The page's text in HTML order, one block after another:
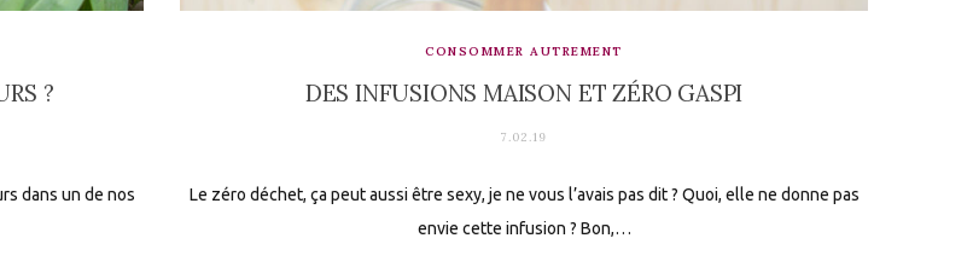
?
dans un de nos
CONSOMMER AUTREMENT
DES INFUSIONS MAISON ET ZÉRO GASPI
7.02.19
Le zéro déchet, ça peut aussi être sexy, je ne vous l’avais pas dit ? Quoi, elle ne donne pas
envie cette infusion ? Bon,…